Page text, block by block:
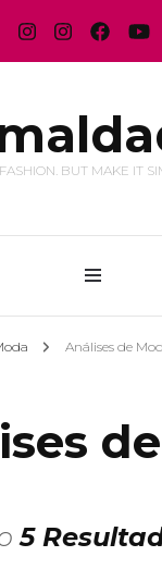
FASHION. BUT MAKE IT
Análises de
5